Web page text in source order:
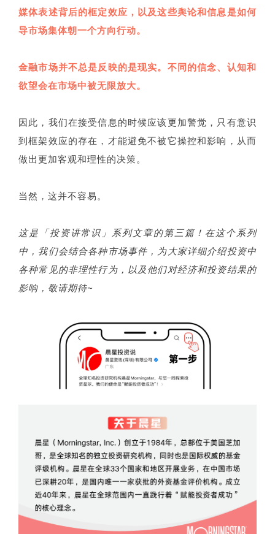
媒体表述背后的框定效应，以及这些舆论和信息是如何
导市场集体朝一个方向行动。
金融市场并不总是反映的是现实。不同的信念、认知和
欲望会在市场中被无限放大。
因此，我们在接受信息的时候应该更加警觉，只有意识
到框架效应的存在，才能避免不被它操控和影响，从而
做出更加客观和理性的决策。
当然，这并不容易。
这是「投资讲常识」系列文章的第三篇！在这个系列
中，我们会结合各种市场事件，为大家详细介绍投资中
各种常见的非理性行为，以及他们对经济和投资结果的
影响，敬请期待~